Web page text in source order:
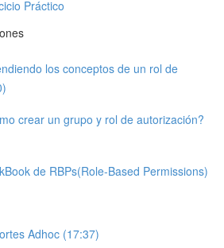
Práctico
los conceptos de un rol de
crear un grupo y rol de autorización?
de RBPs(Role-Based Permissions)
Adhoc (17:37)